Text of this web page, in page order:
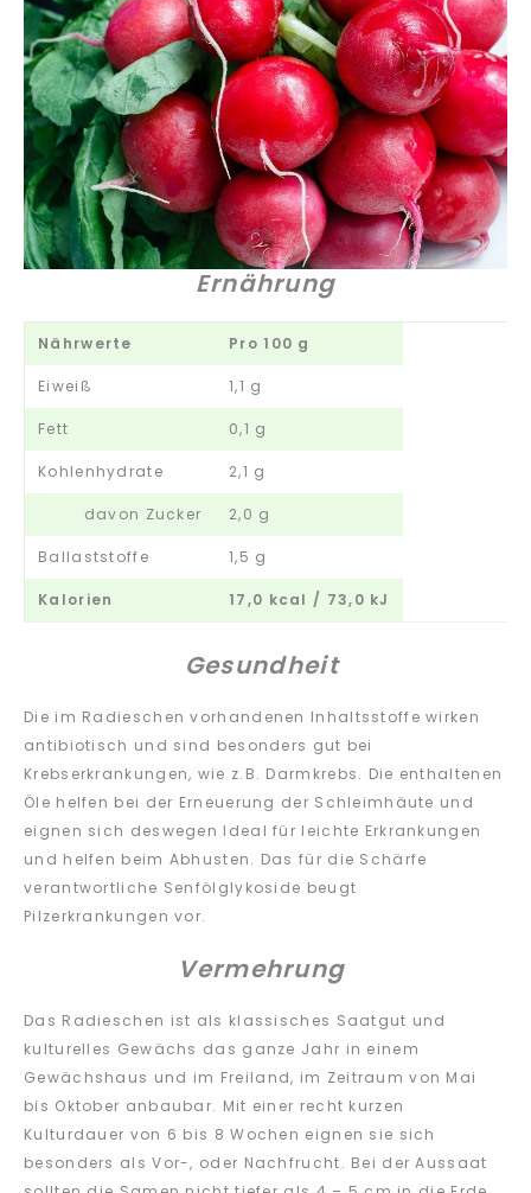
Ernährung
Nährwerte Pro 100 g
Eiweiß 1,1 g
Fett 0,1 g
Kohlenhydrate 2,1 g
davon Zucker 2,0 g
Ballaststoffe 1,5 g
Kalorien 17,0 kcal / 73,0 kJ
Gesundheit
Die im Radieschen vorhandenen Inhaltsstoffe wirken
antibiotisch und sind besonders gut bei
Krebserkrankungen, wie z.B. Darmkrebs. Die enthaltenen
Öle helfen bei der Erneuerung der Schleimhäute und
eignen sich deswegen Ideal für leichte Erkrankungen
und helfen beim Abhusten. Das für die Schärfe
verantwortliche Senfölglykoside beugt
Pilzerkrankungen vor.
Vermehrung
Das Radieschen ist als klassisches Saatgut und
kulturelles Gewächs das ganze Jahr in einem
Gewächshaus und im Freiland, im Zeitraum von Mai
bis Oktober anbaubar. Mit einer recht kurzen
Kulturdauer von 6 bis 8 Wochen eignen sie sich
besonders als Vor-, oder Nachfrucht. Bei der Aussaat